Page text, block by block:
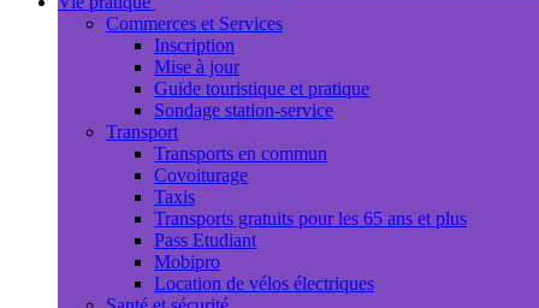
Commerces et Services
Inscription
Mise à jour
Guide touristique et pratique
Sondage station-service
Transport
Transports en commun
Covoiturage
Taxis
Transports gratuits pour les 65 ans et plus
Pass Etudiant
Mobipro
Location de vélos électriques